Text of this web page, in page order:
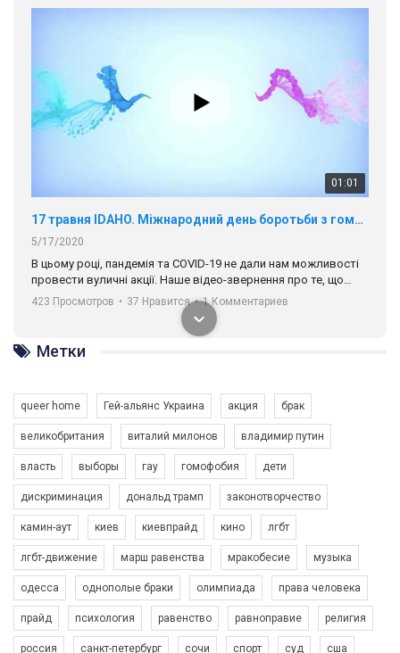
01:01
17 травня IDAHO. Міжнародний день боротьби з гомофобією трансфобією і біфобія.
5/17/2020
В цьому році, пандемія та COVІD-19 не дали нам можливості
провести вуличні акції. Наше відео-звернення про те, що
навіть коли ми у різних містах та не можемо зустрінеться, ми
разом. Ми закликаємо всіх хто поділяє цінності рівності та
солідарності, приєднатися до нас. Регіональні підрозділи
ГАУ є в 16 областях України.
Разом наш голос лунає гучніше!
423 Просмотров • 37 Нравится • 1 Комментариев
Зупинимо насильство проти ЛГБТ в Україні! Stop violence against LGBT in Ukraine!
6/30/2017
Емоційний та вражаючий промо-ролік на конкурс PACT, який
представляє програму "Гей-альянс Україна" з протидії
насильству проти ЛГБТ в Україні.
1.9K Просмотров • 226 Нравится • 5 Комментариев
Метки
queer home Гей-альянс Украина акция брак
великобритания виталий милонов владимир путин
власть выборы гау гомофобия дети
дискриминация дональд трамп законотворчество
камин-аут киев киевпрайд кино лгбт
лгбт-движение марш равенства мракобесие музыка
одесса однополые браки олимпиада права человека
прайд психология равенство равноправие религия
россия санкт-петербург сочи спорт суд сша